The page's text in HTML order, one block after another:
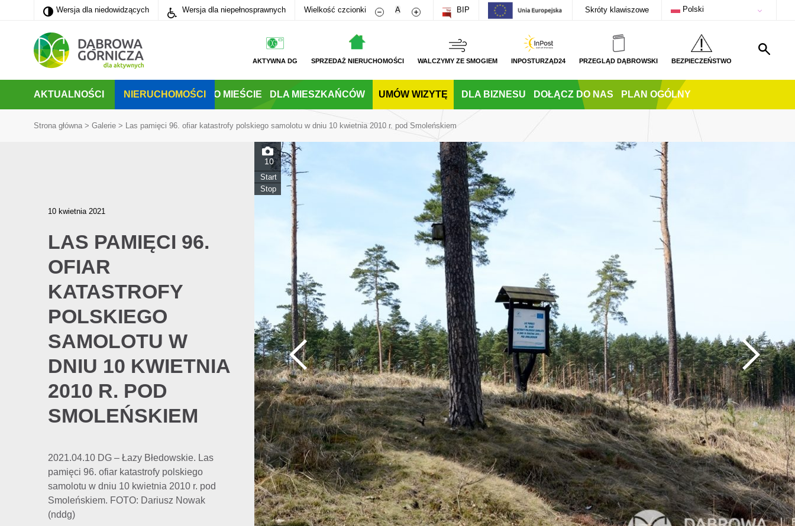
PRZEJDŹ DO MENU GŁÓWNEGO
PRZEJDŹ DO WYSZUKIWARKI
PRZEJDŹ DO TREŚCI
Wersja dla niedowidzących
Wersja dla niedowidzących Wersja dla niepełnosprawnych Wielkość czcionki Zmniejsz rozmiar czcionki
A Zwiększ rozmiar czcionki
BIP Skróty klawiszowe Polski
AKTYWNA DG SPRZEDAŻ NIERUCHOMOŚCI WALCZYMY ZE SMOGIEM INPOSTURZĄD24 PRZEGLĄD DĄBROWSKI BEZPIECZEŃSTWO
AKTUALNOŚCI NIERUCHOMOŚCI O MIEŚCIE DLA MIESZKAŃCÓW UMÓW WIZYTĘ DLA BIZNESU DOŁĄCZ DO NAS PLAN OGÓLNY
Strona główna > Galerie > Las pamięci 96. ofiar katastrofy polskiego samolotu w dniu 10 kwietnia 2010 r. pod Smoleńskiem
10 kwietnia 2021
LAS PAMIĘCI 96.
OFIAR
KATASTROFY
POLSKIEGO
SAMOLOTU W
DNIU 10 KWIETNIA
2010 R. POD
SMOLEŃSKIEM
10
Start
Stop
2021.04.10 DG – Łazy Błedowskie. Las
pamięci 96. ofiar katastrofy polskiego
samolotu w dniu 10 kwietnia 2010 r. pod
Smoleńskiem. FOTO: Dariusz Nowak
(nddg)